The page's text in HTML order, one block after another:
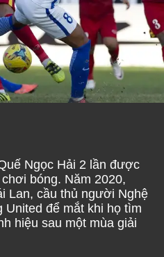
Ngọc Hải 2 lần được
bóng. Năm 2020,
Lan, cầu thủ người Nghệ
để mắt khi họ tìm
hiệu sau một mùa giải